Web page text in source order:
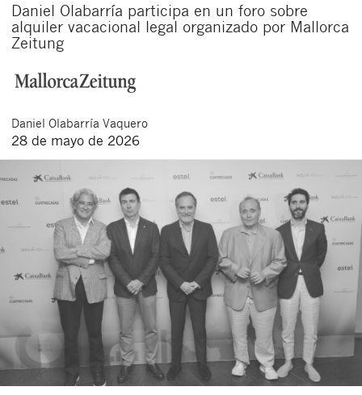
Daniel Olabarría participa en un foro sobre
alquiler vacacional legal organizado por Mallorca
Zeitung
Daniel Olabarría Vaquero
28 de mayo de 2026